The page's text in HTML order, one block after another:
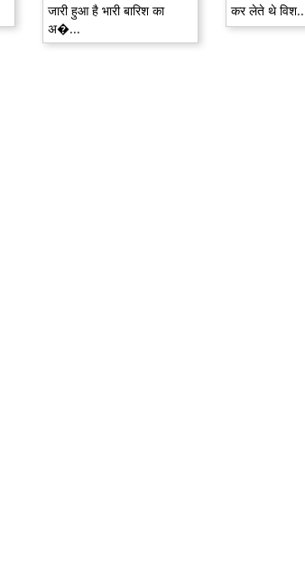
जारी हुआ है भारी बारिश का
अ�...
कर लेते थे